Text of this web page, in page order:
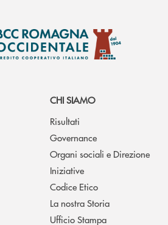
CHI SIAMO
Risultati
Governance
Organi sociali e Direzione
Iniziative
Codice Etico
La nostra Storia
Ufficio Stampa